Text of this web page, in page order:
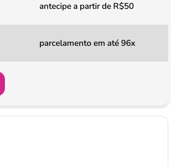
antecipe a partir de R$50
parcelamento em até 96x